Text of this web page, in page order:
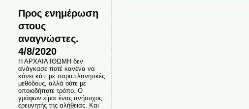
Προς ενημέρωση
στους
αναγνώστες.
4/8/2020
Η ΑΡΧΑΙΑ ΙΘΩΜΗ δεν
ανάγκασε ποτέ κανένα να
κάνει κάτι με παραπλανητικές
μεθόδους, αλλά ούτε με
οποιοδήποτε τρόπο. Ο
γράφων είμαι ένας ανήσυχος
ερευνητής της αλήθειας. Και